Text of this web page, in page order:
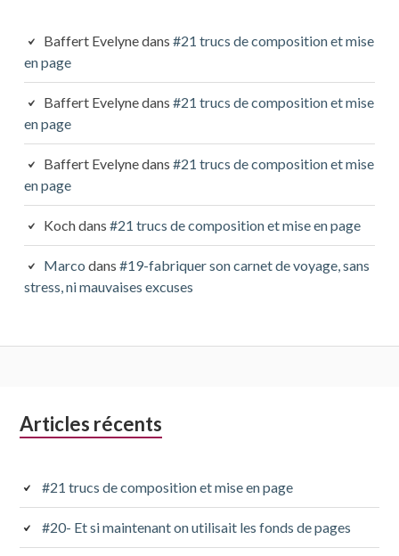
Baffert Evelynedans #21 trucs de composition et mise
en page
Baffert Evelynedans #21 trucs de composition et mise
en page
Baffert Evelynedans #21 trucs de composition et mise
en page
Kochdans #21 trucs de composition et mise en page
Marco dans #19-fabriquer son carnet de voyage, sans
stress, ni mauvaises excuses
Colonne
subsidiaire
Articles récents
#21 trucs de composition et mise en page
#20- Et si maintenant on utilisait les fonds de pages